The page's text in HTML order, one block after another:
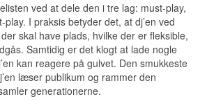
ved at dele den i tre lag: must-play,
play. I praksis betyder det, at dj’en ved
skal have plads, hvilke der er fleksible,
Samtidig er det klogt at lade nogle
kan reagere på gulvet. Den smukkeste
læser publikum og rammer den
generationerne.